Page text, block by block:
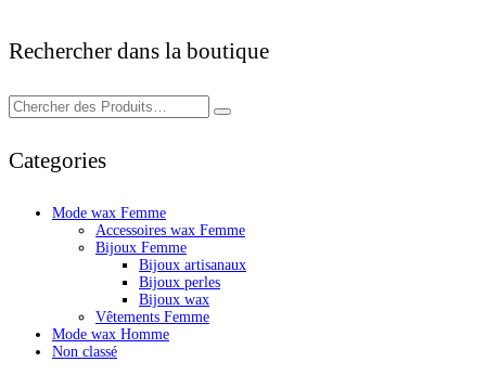
Rechercher dans la boutique
Categories
Mode wax Femme
Accessoires wax Femme
Bijoux Femme
Bijoux artisanaux
Bijoux perles
Bijoux wax
Vêtements Femme
Mode wax Homme
Non classé